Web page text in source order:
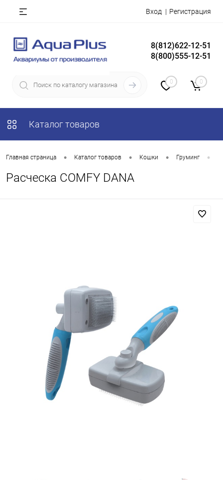
Вход Регистрация
8(812)622-12-51
8(800)555-12-51
0 0
Каталог товаров
Главная страница • Каталог товаров • Кошки • Груминг •
Расческа COMFY DANA